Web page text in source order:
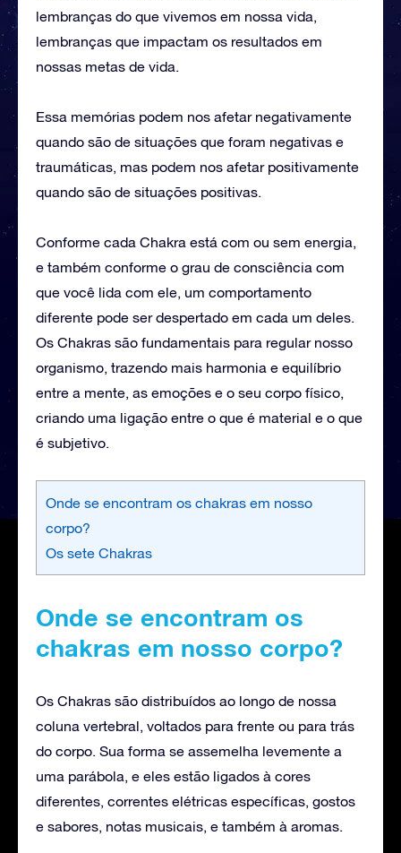
lembranças do que vivemos em nossa vida,
lembranças que impactam os resultados em
nossas metas de vida.
Essa memórias podem nos afetar negativamente
quando são de situações que foram negativas e
traumáticas, mas podem nos afetar positivamente
quando são de situações positivas.
Conforme cada Chakra está com ou sem energia,
e também conforme o grau de consciência com
que você lida com ele, um comportamento
diferente pode ser despertado em cada um deles.
Os Chakras são fundamentais para regular nosso
organismo, trazendo mais harmonia e equilíbrio
entre a mente, as emoções e o seu corpo físico,
criando uma ligação entre o que é material e o que
é subjetivo.
Onde se encontram os chakras em nosso
corpo?
Os sete Chakras
Onde se encontram os
chakras em nosso corpo?
Os Chakras são distribuídos ao longo de nossa
coluna vertebral, voltados para frente ou para trás
do corpo. Sua forma se assemelha levemente a
uma parábola, e eles estão ligados à cores
diferentes, correntes elétricas específicas, gostos
e sabores, notas musicais, e também à aromas.